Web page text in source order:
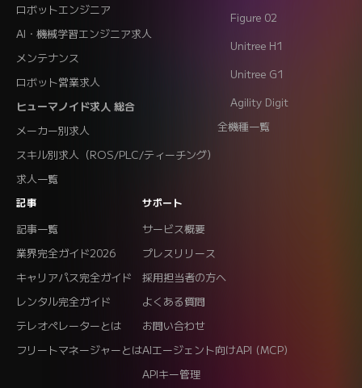
ロボットエンジニア
AI・機械学習エンジニア求人
メンテナンス
ロボット営業求人
ヒューマノイド求人 総合
メーカー別求人
スキル別求人（ROS/PLC/ティーチング）
求人一覧
Figure 02
Unitree H1
Unitree G1
Agility Digit
全機種一覧
記事
記事一覧
業界完全ガイド2026
キャリアパス完全ガイド
レンタル完全ガイド
テレオペレーターとは
フリートマネージャーとは
サポート
サービス概要
プレスリリース
採用担当者の方へ
よくある質問
お問い合わせ
AIエージェント向けAPI (MCP)
APIキー管理